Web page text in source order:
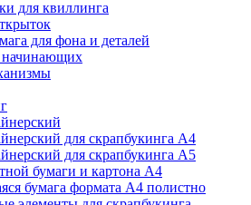
для квиллинга
для фона и деталей
для скрапбукинга А4
для скрапбукинга А5
бумаги и картона А4
бумага формата А4 полистно